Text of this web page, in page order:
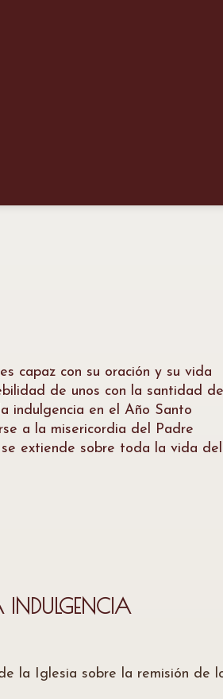
capaz con su oración y su vida
de unos con la santidad
indulgencia en el Año Santo
a la misericordia del Padre
extiende sobre toda la vida
INDULGENCIA
la Iglesia sobre la remisión de